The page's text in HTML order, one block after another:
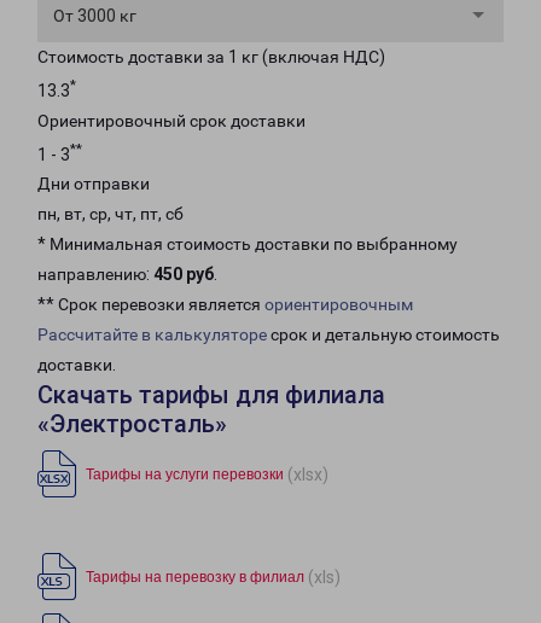
От 3000 кг
Стоимость доставки за 1 кг (включая НДС)
13.3*
Ориентировочный срок доставки
1 - 3**
Дни отправки
пн, вт, ср, чт, пт, сб
* Минимальная стоимость доставки по выбранному
направлению: 450 руб.
** Срок перевозки является ориентировочным
Рассчитайте в калькуляторесрок и детальную стоимость
доставки.
Скачать тарифы для филиала
«Электросталь»
Тарифы на услуги перевозки (xlsx)
Тарифы на перевозку в филиал (xls)